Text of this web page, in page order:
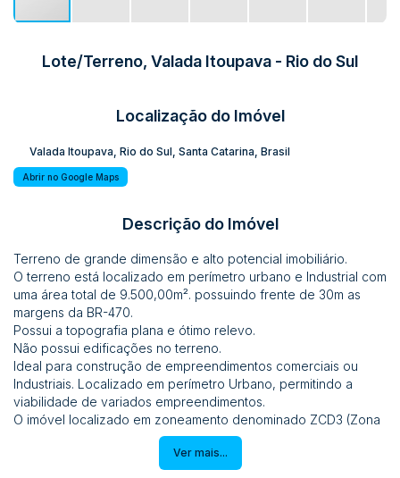
Lote/Terreno, Valada Itoupava - Rio do Sul
Localização do Imóvel
Valada Itoupava, Rio do Sul, Santa Catarina, Brasil
Abrir no Google Maps
Descrição do Imóvel
Terreno de grande dimensão e alto potencial imobiliário.
O terreno está localizado em perímetro urbano e Industrial com
uma área total de 9.500,00m². possuindo frente de 30m as
margens da BR-470.
Possui a topografia plana e ótimo relevo.
Não possui edificações no terreno.
Ideal para construção de empreendimentos comerciais ou
Industriais. Localizado em perímetro Urbano, permitindo a
viabilidade de variados empreendimentos.
O imóvel localizado em zoneamento denominado ZCD3 (Zona
Corredor Diversificado de Eixo Industrial) e possui os
seguintes índices construtivos:
Viabilidade para construção até 4 pavimentos;
Ver mais...